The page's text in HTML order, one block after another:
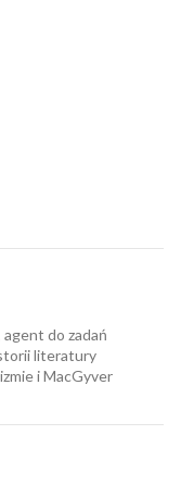
agent do zadań
literatury
i MacGyver